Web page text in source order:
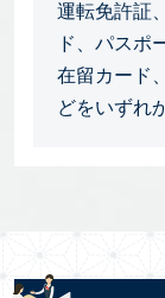
運転免許証
ド、パスポ
在留カード
どをいずれ